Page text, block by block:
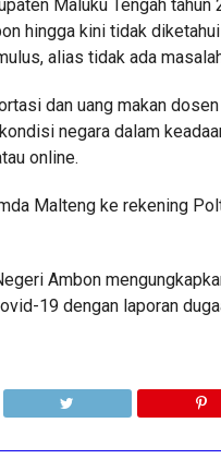
Maluku Tengah
hingga kini tidak
alias tidak ada
dan uang makan
negara dalam
online.
Malteng ke rekening
Ambon
19 dengan laporan